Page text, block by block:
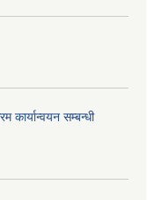
कार्यान्वयन सम्बन्धी